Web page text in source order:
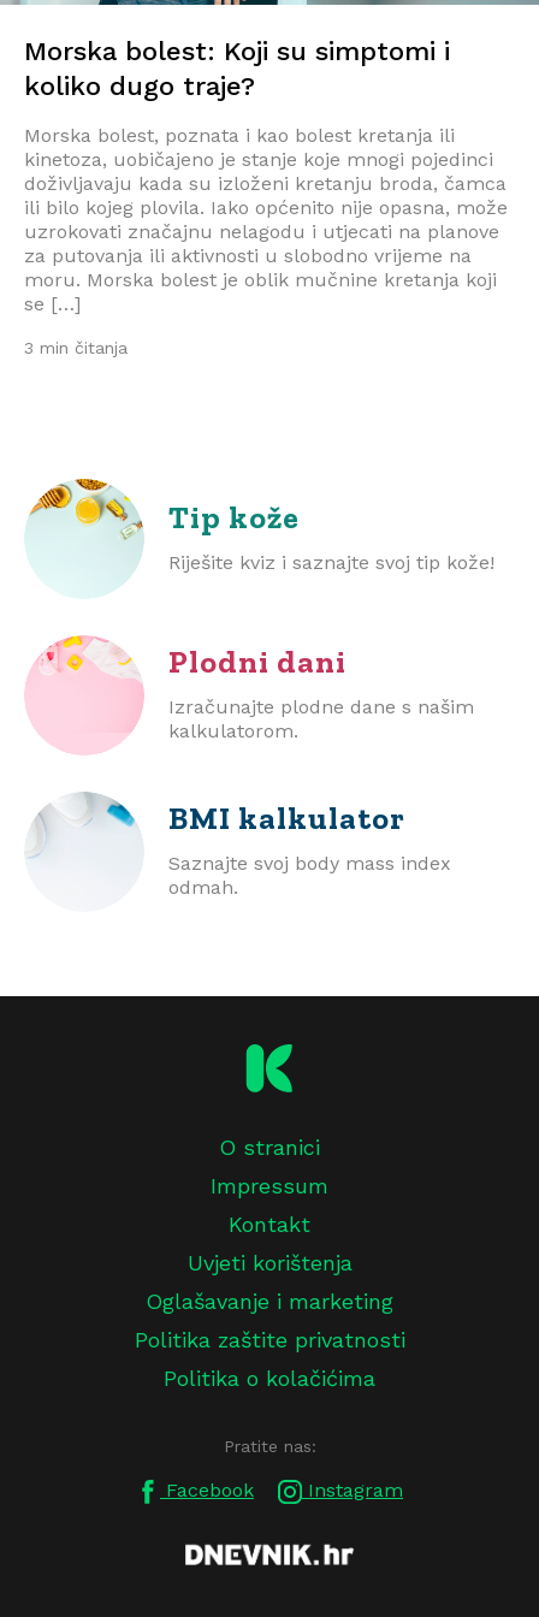
Morska bolest: Koji su simptomi i
koliko dugo traje?
Morska bolest, poznata i kao bolest kretanja ili
kinetoza, uobičajeno je stanje koje mnogi pojedinci
doživljavaju kada su izloženi kretanju broda, čamca
ili bilo kojeg plovila. Iako općenito nije opasna, može
uzrokovati značajnu nelagodu i utjecati na planove
za putovanja ili aktivnosti u slobodno vrijeme na
moru. Morska bolest je oblik mučnine kretanja koji
se […]
3 min čitanja
Tip kože
Riješite kviz i saznajte svoj tip kože!
Plodni dani
Izračunajte plodne dane s našim
kalkulatorom.
BMI kalkulator
Saznajte svoj body mass index
odmah.
O stranici
Impressum
Kontakt
Uvjeti korištenja
Oglašavanje i marketing
Politika zaštite privatnosti
Politika o kolačićima
Pratite nas:
Facebook Instagram